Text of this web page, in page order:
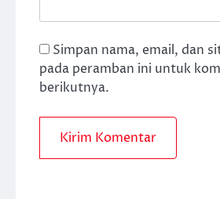
Simpan nama, email, dan
pada peramban ini untuk
berikutnya.